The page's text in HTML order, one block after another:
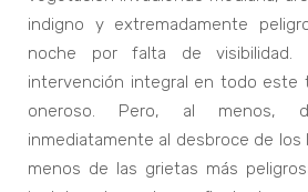
indigno y extremadamente
noche por falta de visibilidad.
intervención integral en todo este
oneroso. Pero, al menos,
inmediatamente al desbroce de los
menos de las grietas más